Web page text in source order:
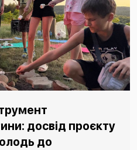
досвід проєкту
до